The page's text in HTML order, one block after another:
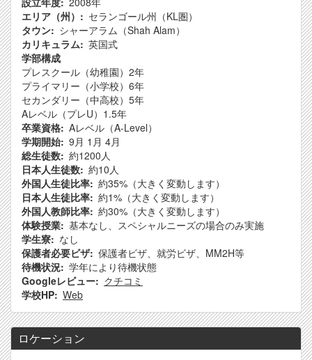
エリア（州）
セランゴール州（KL圏）
タウン
シャーアラム（Shah Alam）
カリキュラム 英国式
学部構成
プレスクール（幼稚園）2年
プライマリー（小学校）6年
セカンダリー（中高校）5年
Aレベル（プレU）1.5年
卒業資格 Aレベル（A-Level）
学期開始 9月 1月 4月
総生徒数 約1200人
日本人生徒数 約10人
外国人生徒比率 約35%（大きく変動します）
日本人生徒比率 約1%（大きく変動します）
外国人教師比率 約30%（大きく変動します）
体験授業 基本なし、スペシャルニーズの場合のみ実施
学生寮
なし
保護者必要ビザ 保護者ビザ、就労ビザ、MM2H等
待機状況 学年により待機状態
Googleレビュー
クチコミ
学校HP Web
ロケーション